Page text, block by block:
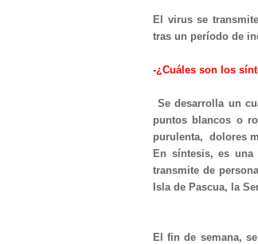
El virus se
tras un período de
-¿Cuáles son los
Se desarrolla un
puntos blancos o
purulenta, dolores
En síntesis, es
transmite de
Isla de Pascua, la
El fin de semana,